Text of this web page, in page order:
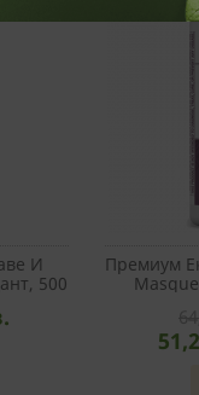
И
500
Премиум